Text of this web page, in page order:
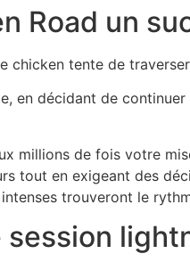
Road un
tente de
en décidant de
millions de fois votre
tout en exigeant des
trouveront le
session